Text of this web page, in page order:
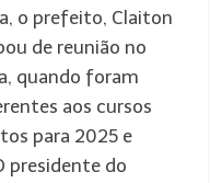
o prefeito, Claiton
de reunião no
quando foram
aos cursos
para 2025 e
presidente do